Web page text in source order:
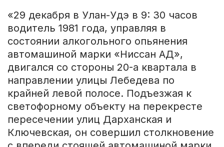
«29 декабря в Улан-Удэ в 9: 30 часов
водитель 1981 года, управляя в
состоянии алкогольного опьянения
автомашиной марки «Ниссан АД»,
двигался со стороны 20-а квартала в
направлении улицы Лебедева по
крайней левой полосе. Подъезжая к
светофорному объекту на перекресте
пересечении улиц Дарханская и
Ключевская, он совершил столкновение